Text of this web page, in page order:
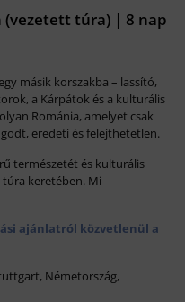
túra) | 8 nap
másik korszakba – lassító,
a Kárpátok és a kulturális
Románia, amelyet csak
eredeti és felejthetetlen.
természetét és kulturális
túra keretében. Mi
ajánlatról közvetlenül a
Németország,